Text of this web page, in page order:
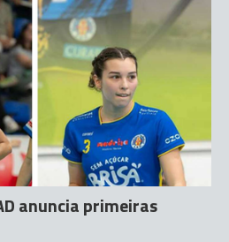
anuncia primeiras